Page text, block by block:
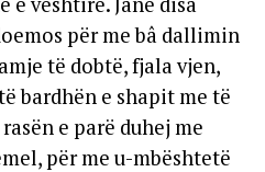
për me bâ dallimin
të dobtë, fjala vjen,
bardhën e shapit me të
e parë duhej me
për me u-mbështetë